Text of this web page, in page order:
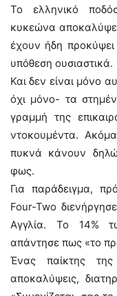
Το ελληνικό
κυκεώνα
έχουν ήδη προκύψει
υπόθεση ουσιαστικά.
Και δεν είναι μόνο
όχι μόνο- τα
γραμμή της
ντοκουμέντα.
πυκνά κάνουν
φως.
Για παράδειγμα,
Four-Two
Αγγλία. Το 14%
απάντησε πως «το
Ένας παίκτης
αποκαλύψεις,